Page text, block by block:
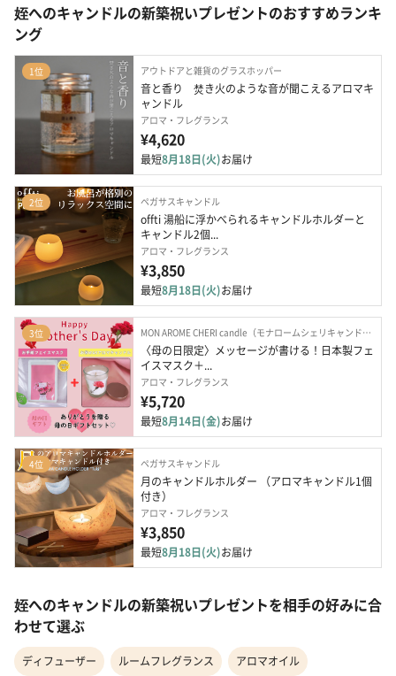
姪へのキャンドルの新築祝いプレゼントのおすすめランキ
ング
1位 アウトドアと雑貨のグラスホッパー
音と香り　焚き火のような音が聞こえるアロマキ
ャンドル
アロマ・フレグランス
¥4,620
最短8月18日(火)お届け
2位 ペガサスキャンドル
offti 湯船に浮かべられるキャンドルホルダーと
キャンドル2個...
アロマ・フレグランス
¥3,850
最短8月18日(火)お届け
3位 MON AROME CHERI candle（モナロームシェリキャンドル）
〈母の日限定〉メッセージが書ける！日本製フェ
イスマスク＋...
アロマ・フレグランス
¥5,720
最短8月14日(金)お届け
4位 ペガサスキャンドル
月のキャンドルホルダー （アロマキャンドル1個
付き）
アロマ・フレグランス
¥3,850
最短8月18日(火)お届け
姪へのキャンドルの新築祝いプレゼントを相手の好みに合
わせて選ぶ
ディフューザー ルームフレグランス アロマオイル